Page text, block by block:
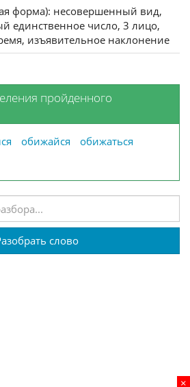
×
форма): несовершенный вид,
единственное число, 3 лицо,
изъявительное наклонение
пройденного
обижайся
обижаться
слово